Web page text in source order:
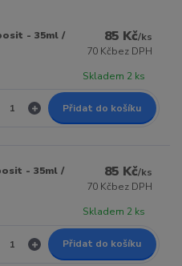
- 35ml /
85 Kč/ks
70 Kčbez DPH
Skladem 2 ks
Přidat do košíku
- 35ml /
85 Kč/ks
70 Kčbez DPH
Skladem 2 ks
Přidat do košíku